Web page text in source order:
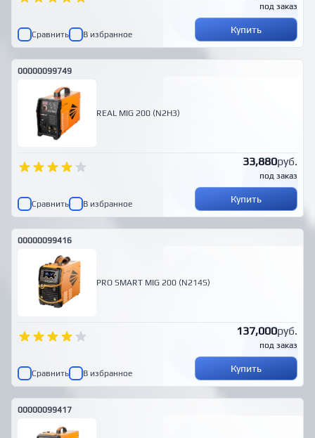
под заказ
Сравнить В избранное Купить
00000099749
REAL MIG 200 (N2H3)
33,880руб.
под заказ
Сравнить В избранное Купить
00000099416
PRO SMART MIG 200 (N214S)
137,000руб.
под заказ
Сравнить В избранное Купить
00000099417